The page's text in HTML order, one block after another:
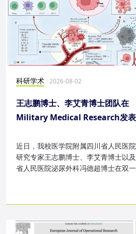
科研学术 2026-08-02
王志鹏博士、李艾青博士团队在
Military Medical Research发
近日，我校医学院附属四川省人民医
研究专家王志鹏博士、李艾青博士以
省人民医院泌尿外科冯德超博士在双